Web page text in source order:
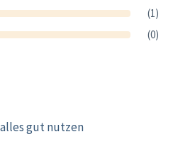
(1)
(0)
gut nutzen